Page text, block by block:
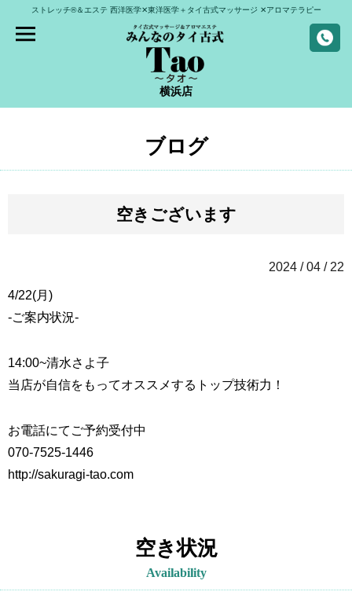
ストレッチ®＆エステ 西洋医学✕東洋医学＋タイ古式マッサージ ✕アロマテラピー
横浜店
ブログ
空きございます
2024 / 04 / 22
4/22(月)
-ご案内状況-
14:00~清水さよ子
当店が自信をもってオススメするトップ技術力！
お電話にてご予約受付中
070-7525-1446
http://sakuragi-tao.com
空き状況
Availability